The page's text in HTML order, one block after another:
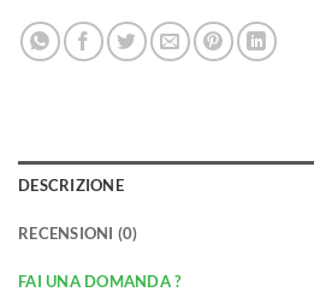
DESCRIZIONE
RECENSIONI (0)
FAI UNA DOMANDA ?